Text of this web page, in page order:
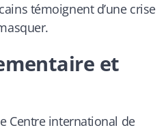
témoignent d’une crise
et
Centre international de